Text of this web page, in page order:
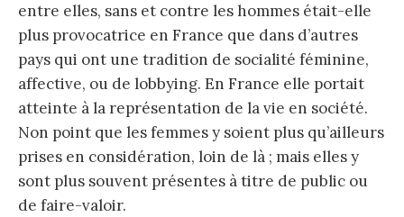
entre elles, sans et contre les hommes était-elle
plus provocatrice en France que dans d’autres
pays qui ont une tradition de socialité féminine,
affective, ou de lobbying. En France elle portait
atteinte à la représentation de la vie en société.
Non point que les femmes y soient plus qu’ailleurs
prises en considération, loin de là ; mais elles y
sont plus souvent présentes à titre de public ou
de faire-valoir.